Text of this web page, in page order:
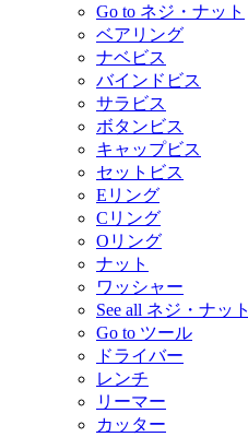
Go to ネジ・ナット
ベアリング
ナベビス
バインドビス
サラビス
ボタンビス
キャップビス
セットビス
Eリング
Cリング
Oリング
ナット
ワッシャー
See all ネジ・ナット
Go to ツール
ドライバー
レンチ
リーマー
カッター